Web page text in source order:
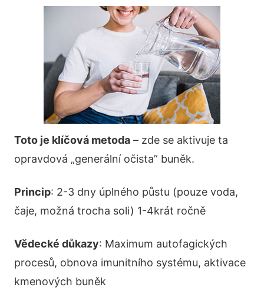
Toto je klíčová metoda – zde se aktivuje ta
opravdová „generální očista” buněk.
Princip: 2-3 dny úplného půstu (pouze voda,
čaje, možná trocha soli) 1-4krát ročně
Vědecké důkazy: Maximum autofagických
procesů, obnova imunitního systému, aktivace
kmenových buněk